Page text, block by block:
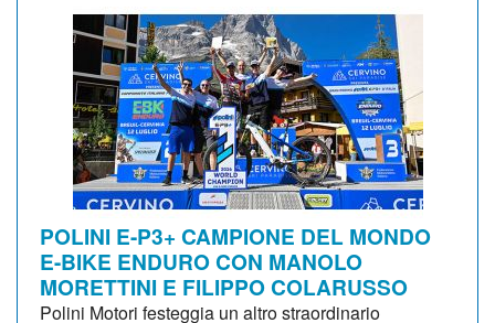
POLINI E-P3+ CAMPIONE DEL MONDO
E-BIKE ENDURO CON MANOLO
MORETTINI E FILIPPO COLARUSSO
Polini Motori festeggia un altro straordinario